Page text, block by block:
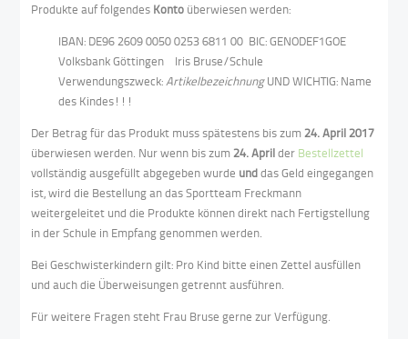
Produkte auf folgendes Konto überwiesen werden:
IBAN: DE96 2609 0050 0253 6811 00 BIC: GENODEF1GOE
Volksbank Göttingen Iris Bruse/Schule
Verwendungszweck:ArtikelbezeichnungUND WICHTIG: Name
des Kindes!!!
Der Betrag für das Produkt muss spätestens bis zum24. April 2017
überwiesen werden. Nur wenn bis zum24. Aprilder Bestellzettel
vollständig ausgefüllt abgegeben wurde unddas Geld eingegangen
ist, wird die Bestellung an das Sportteam Freckmann
weitergeleitet und die Produkte können direkt nach Fertigstellung
in der Schule in Empfang genommen werden.
Bei Geschwisterkindern gilt: Pro Kind bitte einen Zettel ausfüllen
und auch die Überweisungen getrennt ausführen.
Für weitere Fragen steht Frau Bruse gerne zur Verfügung.